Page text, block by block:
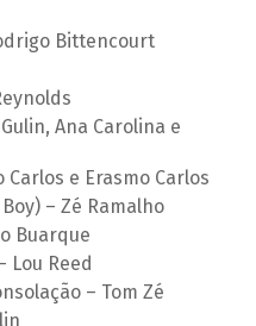
Bittencourt
Ana Carolina e
e Erasmo Carlos
– Zé Ramalho
Buarque
Lou Reed
– Tom Zé